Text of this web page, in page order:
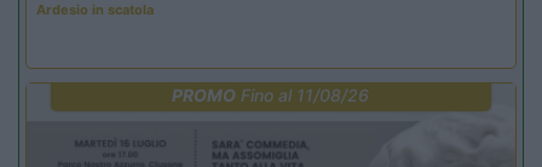
Ardesio in scatola
PROMO Fino al 11/08/26